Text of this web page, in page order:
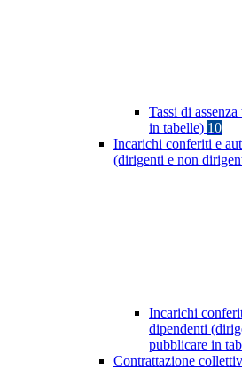
Tassi di
in tabelle) 10
Incarichi conferiti e
(dirigenti e non
Incarichi
dipendenti
pubblicare in
Contrattazione